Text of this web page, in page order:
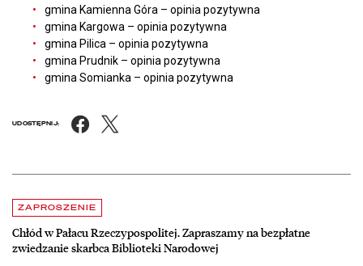
gmina Kamienna Góra – opinia pozytywna
gmina Kargowa – opinia pozytywna
gmina Pilica – opinia pozytywna
gmina Prudnik – opinia pozytywna
gmina Somianka – opinia pozytywna
UDOSTĘPNIJ: Facebook
Aktualności
ZAPROSZENIE
Chłód w Pałacu Rzeczypospolitej. Zapraszamy na bezpłatne
zwiedzanie skarbca Biblioteki Narodowej
czytaj więcej o Chłód w Pałacu Rzeczypospolitej. Zapraszamy na